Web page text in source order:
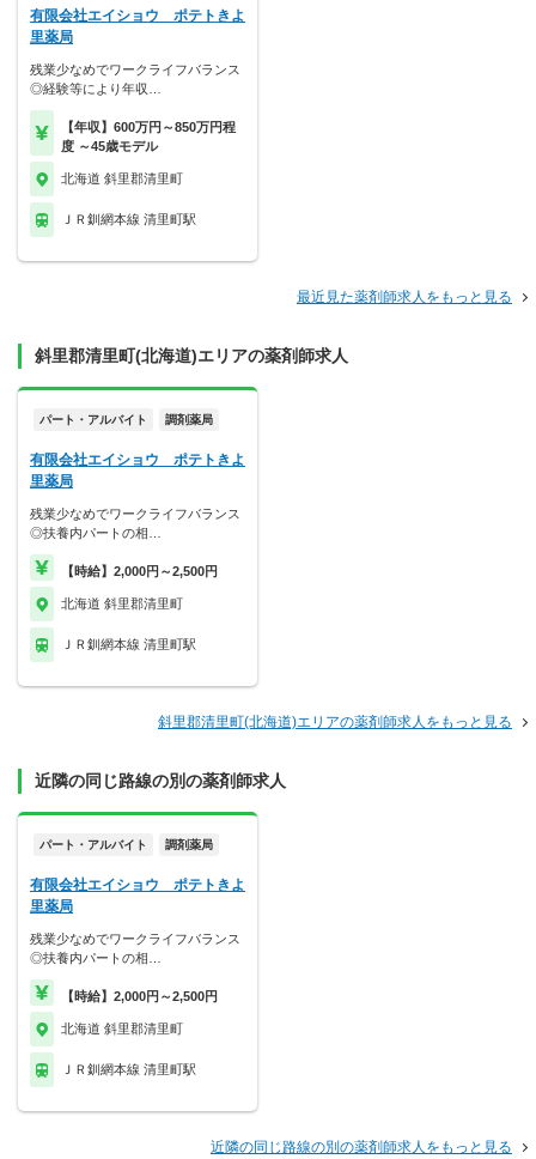
有限会社エイショウ ポテトきよ
里薬局
残業少なめでワークライフバランス
◎経験等により年収…
【年収】600万円～850万円程
度 ～45歳モデル
北海道 斜里郡清里町
ＪＲ釧網本線 清里町駅
最近見た薬剤師求人をもっと見る
斜里郡清里町(北海道)エリアの薬剤師求人
パート・アルバイト 調剤薬局
有限会社エイショウ ポテトきよ
里薬局
残業少なめでワークライフバランス
◎扶養内パートの相…
【時給】2,000円～2,500円
北海道 斜里郡清里町
ＪＲ釧網本線 清里町駅
斜里郡清里町(北海道)エリアの薬剤師求人をもっと見る
近隣の同じ路線の別の薬剤師求人
パート・アルバイト 調剤薬局
有限会社エイショウ ポテトきよ
里薬局
残業少なめでワークライフバランス
◎扶養内パートの相…
【時給】2,000円～2,500円
北海道 斜里郡清里町
ＪＲ釧網本線 清里町駅
近隣の同じ路線の別の薬剤師求人をもっと見る